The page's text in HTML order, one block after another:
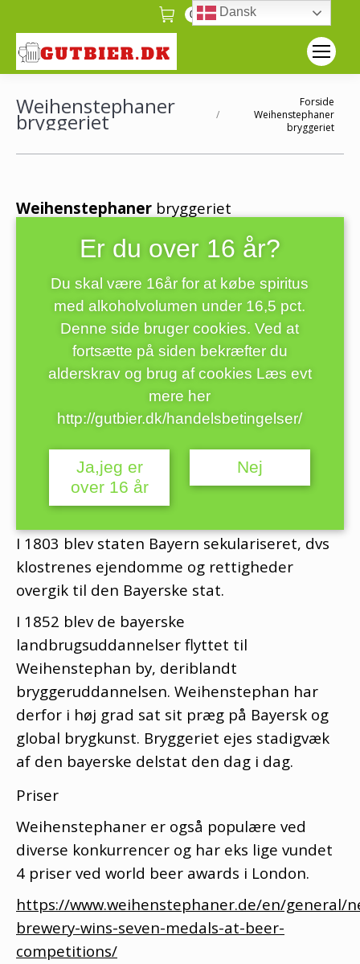
0
Weihenstephaner
bryggeriet
Forside
Weihenstephaner
bryggeriet
Weihenstephaner bryggeriet
Delstaten Bayerns eget stats-bryggeri.
Selve Weihenstephan-klostret blev grundlagt
i 725.
Den officelle tilladelse af brygning skulle iflg
Weihenstephan selv først være kommet i
Klostret og bryggeriet skulle have fungeret
som et selvstændigt bryggeri frem til 1803.
for nedbrænding og plyndring af ungarere,
franskmænd, spaniere, østrigere og
svenskere.
I 1803 blev staten Bayern sekulariseret, dvs
klostrenes ejendomme og rettigheder
overgik til den Bayerske stat.
I 1852 blev de bayerske
landbrugsuddannelser flyttet til
Weihenstephan by, deriblandt
bryggeruddannelsen. Weihenstephan har
derfor i høj grad sat sit præg på Bayersk og
global brygkunst. Bryggeriet ejes stadigvæk
af den bayerske delstat den dag i dag.
Priser
Weihenstephaner er også populære ved
diverse konkurrencer og har eks lige vundet
4 priser ved world beer awards i London.
https://www.weihenstephaner.de/en/general/
brewery-wins-seven-medals-at-beer-
competitions/
Dansk
Er du over 16 år?
Du skal være 16år for at købe spiritus
med alkoholvolumen under 16,5 pct.
Denne side bruger cookies. Ved at
fortsætte på siden bekræfter du
alderskrav og brug af cookies Læs evt
mere her
http://gutbier.dk/handelsbetingelser/
Ja,jeg er
over 16 år
Nej